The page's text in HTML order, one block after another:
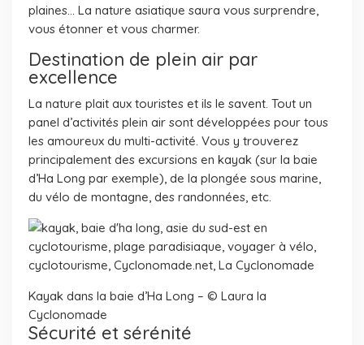
plaines… La nature asiatique saura vous surprendre,
vous étonner et vous charmer.
Destination de plein air par
excellence
La nature plait aux touristes et ils le savent. Tout un
panel d’activités plein air sont développées pour tous
les amoureux du multi-activité. Vous y trouverez
principalement des excursions en kayak (sur la baie
d’Ha Long par exemple), de la plongée sous marine,
du vélo de montagne, des randonnées, etc.
Kayak dans la baie d’Ha Long – © Laura la
Cyclonomade
Sécurité et sérénité